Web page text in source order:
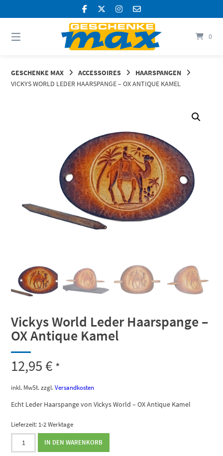
Inhalt
0
GESCHENKE MAX ACCESSOIRES
HAARSPANGEN
VICKYS WORLD LEDER HAARSPANGE – OX ANTIQUE KAMEL
Vickys World Leder Haarspange –
OX Antique Kamel
12,95€ *
inkl. MwSt. zzgl.Versandkosten
Echt Leder Haarspange von Vickys World – OX Antique Kamel
Lieferzeit: 1-2 Werktage
Vickys
World
IN DEN WARENKORB